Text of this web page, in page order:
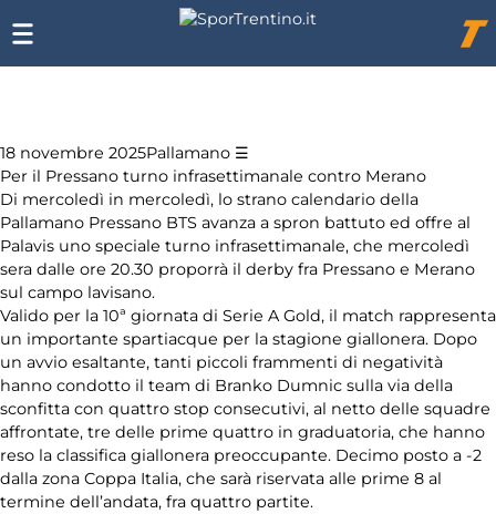
18 novembre 2025Pallamano
Per il Pressano turno infrasettimanale contro Merano
Di mercoledì in mercoledì, lo strano calendario della
Pallamano Pressano BTS avanza a spron battuto ed offre al
Palavis uno speciale turno infrasettimanale, che mercoledì
sera dalle ore 20.30 proporrà il derby fra Pressano e Merano
sul campo lavisano.
Valido per la 10ª giornata di Serie A Gold, il match rappresenta
un importante spartiacque per la stagione giallonera. Dopo
un avvio esaltante, tanti piccoli frammenti di negatività
hanno condotto il team di Branko Dumnic sulla via della
sconfitta con quattro stop consecutivi, al netto delle squadre
affrontate, tre delle prime quattro in graduatoria, che hanno
reso la classifica giallonera preoccupante. Decimo posto a -2
dalla zona Coppa Italia, che sarà riservata alle prime 8 al
termine dell’andata, fra quattro partite.
degli
notizie:
Arti
marziali
Coni
Equitazione
Festival
dello Sport
Hockey su
ghiaccio
Chi
siamo
Affiliazione